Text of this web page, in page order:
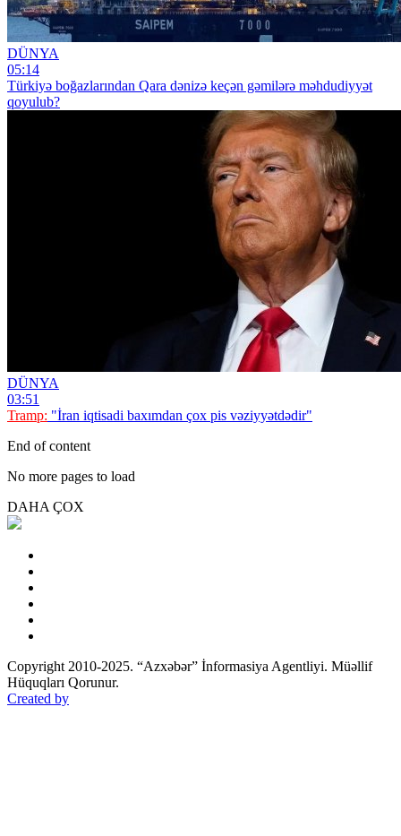
DÜNYA
05:14
Türkiyə boğazlarından Qara dənizə keçən gəmilərə məhdudiyyət
qoyulub?
DÜNYA
03:51
Tramp: "İran iqtisadi baxımdan çox pis vəziyyətdədir"
End of content
No more pages to load
DAHA ÇOX
Copyright 2010-2025. “Azxəbər” İnformasiya Agentliyi. Müəllif
Hüquqları Qorunur.
Created by